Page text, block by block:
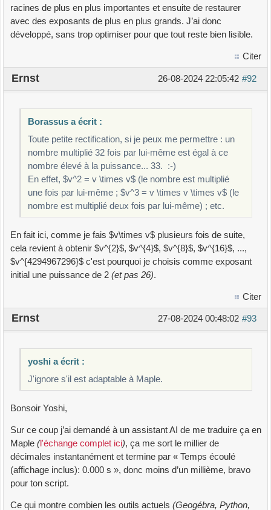
racines de plus en plus importantes et ensuite de restaurer
avec des exposants de plus en plus grands. J’ai donc
développé, sans trop optimiser pour que tout reste bien lisible.
Citer
#92
26-08-2024 22:05:42
Ernst
Borassus a écrit :
Toute petite rectification, si je peux me permettre : un
nombre multiplié 32 fois par lui-même est égal à ce
nombre élevé à la puissance... 33. :-)
En effet, $v^2 = v \times v$ (le nombre est multiplié
une fois par lui-même ; $v^3 = v \times v \times v$ (le
nombre est multiplié deux fois par lui-même) ; etc.
En fait ici, comme je fais $v\times v$ plusieurs fois de suite,
cela revient à obtenir $v^{2}$, $v^{4}$, $v^{8}$, $v^{16}$, ...,
$v^{4294967296}$ c'est pourquoi je choisis comme exposant
initial une puissance de 2 (et pas 26).
Citer
#93
27-08-2024 00:48:02
Ernst
yoshi a écrit :
J'ignore s'il est adaptable à Maple.
Bonsoir Yoshi,
Sur ce coup j’ai demandé à un assistant AI de me traduire ça en
Maple (l'échange complet ici), ça me sort le millier de
décimales instantanément et termine par « Temps écoulé
(affichage inclus): 0.000 s », donc moins d’un millième, bravo
pour ton script.
Ce qui montre combien les outils actuels (Geogébra, Python,